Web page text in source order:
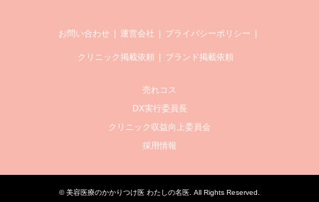
お問い合わせ 運営会社 プライバシーポリシー
クリニック掲載依頼 ブランド掲載依頼
売れコス
DX実行委員長
クリニック収益向上委員会
採用情報
©美容医療のかかりつけ医 わたしの名医. All Rights Reserved.